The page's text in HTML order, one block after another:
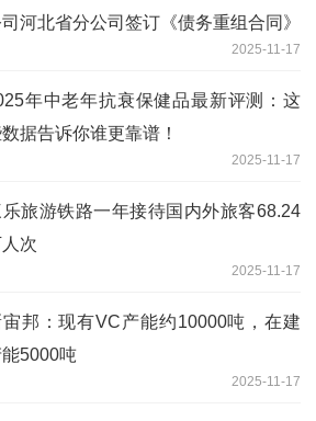
河北省分公司签订《债务重组合同》
2025-11-17
年中老年抗衰保健品最新评测：这
据告诉你谁更靠谱！
2025-11-17
乐旅游铁路一年接待国内外旅客68.24
次
2025-11-17
宙邦：现有VC产能约10000吨，在建
能5000吨
2025-11-17